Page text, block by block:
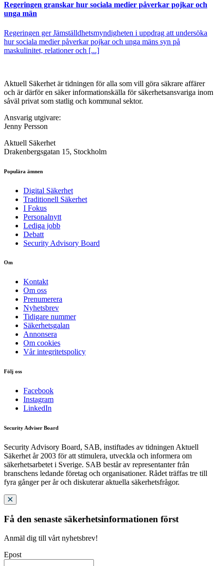
Regeringen granskar hur sociala medier påverkar pojkar och
unga män
Regeringen ger Jämställdhetsmyndigheten i uppdrag att undersöka
hur sociala medier påverkar pojkar och unga mäns syn på
maskulinitet, relationer och [...]
Aktuell Säkerhet är tidningen för alla som vill göra säkrare affärer
och är därför en säker informationskälla för säkerhets­ansvariga inom
såväl privat som statlig och kommunal sektor.
Ansvarig utgivare:
Jenny Persson
Aktuell Säkerhet
Drakenbergsgatan 15, Stockholm
Populära ämnen
Digital Säkerhet
Traditionell Säkerhet
I Fokus
Personalnytt
Lediga jobb
Debatt
Security Advisory Board
Om
Kontakt
Om oss
Prenumerera
Nyhetsbrev
Tidigare nummer
Säkerhetsgalan
Annonsera
Om cookies
Vår integritetspolicy
Följ oss
Facebook
Instagram
LinkedIn
Security Adviser Board
Security Advisory Board, SAB, instiftades av tidningen Aktuell
Säkerhet år 2003 för att stimulera, utveckla och informera om
säkerhetsarbetet i Sverige. SAB består av representanter från
branschens ledande företag och organisationer. Rådet träffas tre till
fyra gånger per år och diskuterar aktuella säkerhetsfrågor.
Få den senaste säkerhetsinformationen först
Anmäl dig till vårt nyhetsbrev!
Epost